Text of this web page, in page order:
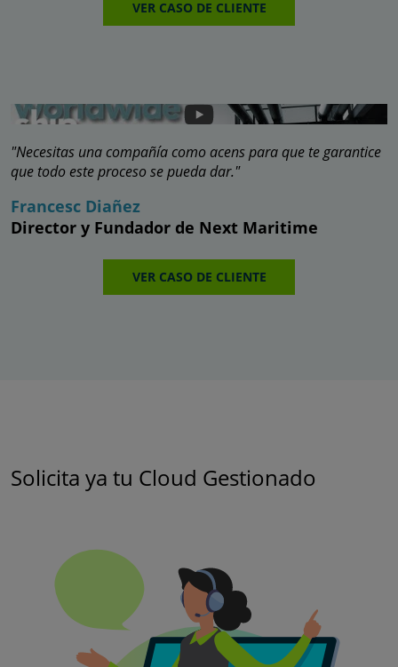
VER CASO DE CLIENTE
"Necesitas una compañía como acens para que te garantice
que todo este proceso se pueda dar."
Francesc Diañez
Director y Fundador de Next Maritime
VER CASO DE CLIENTE
Solicita ya tu Cloud Gestionado